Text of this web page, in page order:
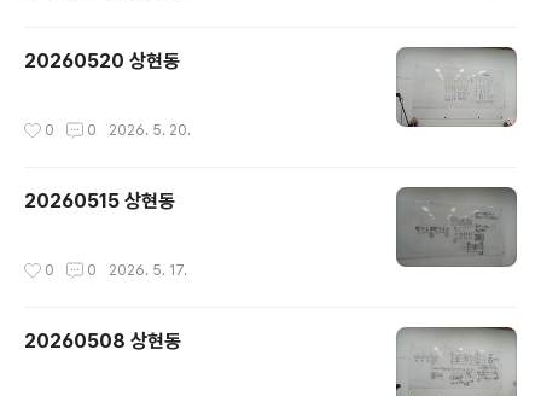
20260520 상현동
0 0 2026. 5. 20.
20260515 상현동
0 0 2026. 5. 17.
20260508 상현동